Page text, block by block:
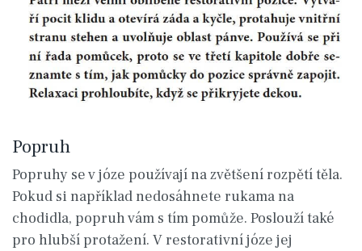
Popruh
Popruhy se v józe používají na zvětšení rozpětí těla.
Pokud si například nedosáhnete rukama na
chodidla, popruh vám s tím pomůže. Poslouží také
pro hlubší protažení. V restorativní józe jej